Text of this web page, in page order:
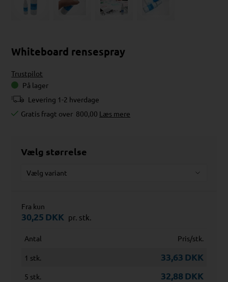
Whiteboard rensespray
Trustpilot
På lager
Levering 1-2 hverdage
Gratis fragt over 800,00 Læs mere
Vælg størrelse
Fra kun
30,25 DKK pr. stk.
Antal Pris/stk.
1 stk. 33,63 DKK
5 stk. 32,88DKK